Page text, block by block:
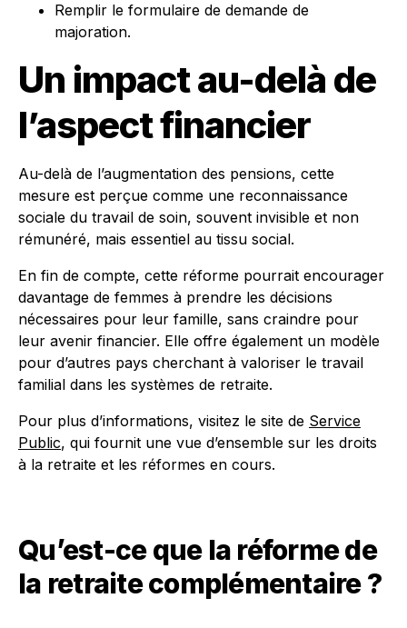
Remplir le formulaire de demande de
majoration.
Un impact au-delà de
l’aspect financier
Au-delà de l’augmentation des pensions, cette
mesure est perçue comme une reconnaissance
sociale du travail de soin, souvent invisible et non
rémunéré, mais essentiel au tissu social.
En fin de compte, cette réforme pourrait encourager
davantage de femmes à prendre les décisions
nécessaires pour leur famille, sans craindre pour
leur avenir financier. Elle offre également un modèle
pour d’autres pays cherchant à valoriser le travail
familial dans les systèmes de retraite.
Pour plus d’informations, visitez le site de Service
Public, qui fournit une vue d’ensemble sur les droits
à la retraite et les réformes en cours.
Qu’est-ce que la réforme de
la retraite complémentaire ?